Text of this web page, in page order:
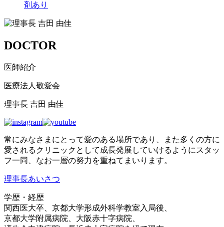
剤あり
DOCTOR
医師紹介
医療法人敬愛会
理事長 吉田 由佳
常にみなさまにとって愛のある場所であり、また多くの方に
愛されるクリニックとして成長発展していけるようにスタッ
フ一同、なお一層の努力を重ねてまいります。
理事長あいさつ
学歴・経歴
関西医大卒、京都大学形成外科学教室入局後、
京都大学附属病院、大阪赤十字病院、